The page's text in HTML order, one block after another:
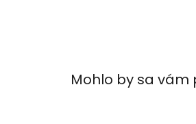
Mohlo by sa vám